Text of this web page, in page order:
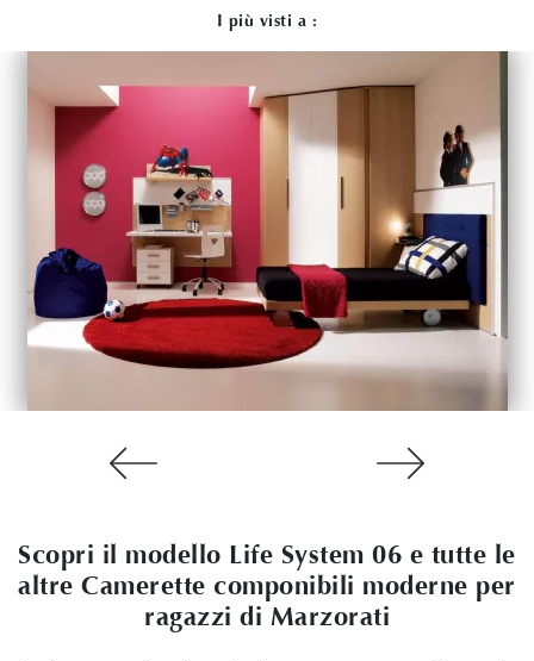
I più visti a :
Scopri il modello Life System 06 e tutte le
altre Camerette componibili moderne per
ragazzi di Marzorati